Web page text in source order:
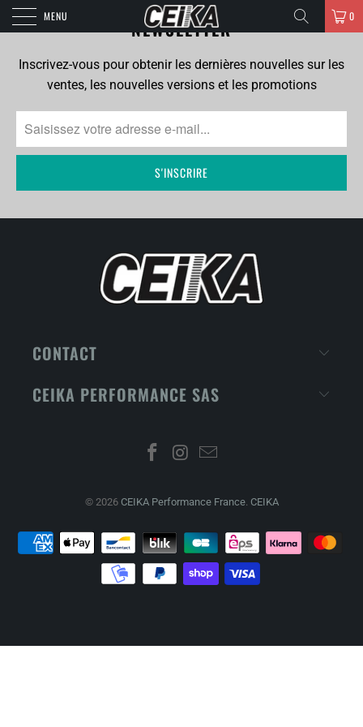
MENU 0
NEWSLETTER
Inscrivez-vous pour obtenir les dernières nouvelles sur les
ventes, les nouvelles versions et les promotions
CONTACT
CEIKA PERFORMANCE SAS
© 2026 CEIKA Performance France. CEIKA